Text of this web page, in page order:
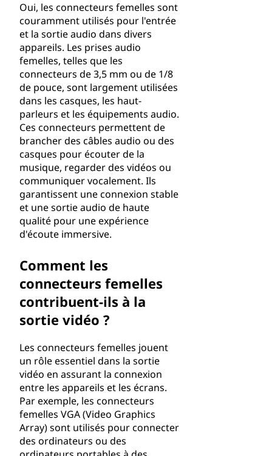
Oui, les connecteurs femelles sont
couramment utilisés pour l'entrée
et la sortie audio dans divers
appareils. Les prises audio
femelles, telles que les
connecteurs de 3,5 mm ou de 1/8
de pouce, sont largement utilisées
dans les casques, les haut-
parleurs et les équipements audio.
Ces connecteurs permettent de
brancher des câbles audio ou des
casques pour écouter de la
musique, regarder des vidéos ou
communiquer vocalement. Ils
garantissent une connexion stable
et une sortie audio de haute
qualité pour une expérience
d'écoute immersive.
Comment les
connecteurs femelles
contribuent-ils à la
sortie vidéo ?
Les connecteurs femelles jouent
un rôle essentiel dans la sortie
vidéo en assurant la connexion
entre les appareils et les écrans.
Par exemple, les connecteurs
femelles VGA (Video Graphics
Array) sont utilisés pour connecter
des ordinateurs ou des